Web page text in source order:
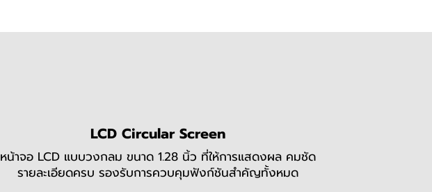
LCD Circular Screen
หน้าจอ LCD แบบวงกลม ขนาด 1.28 นิ้ว ที่ให้การแสดงผล คมชัด
รายละเอียดครบ รองรับการควบคุมฟังก์ชันสำคัญทั้งหมด